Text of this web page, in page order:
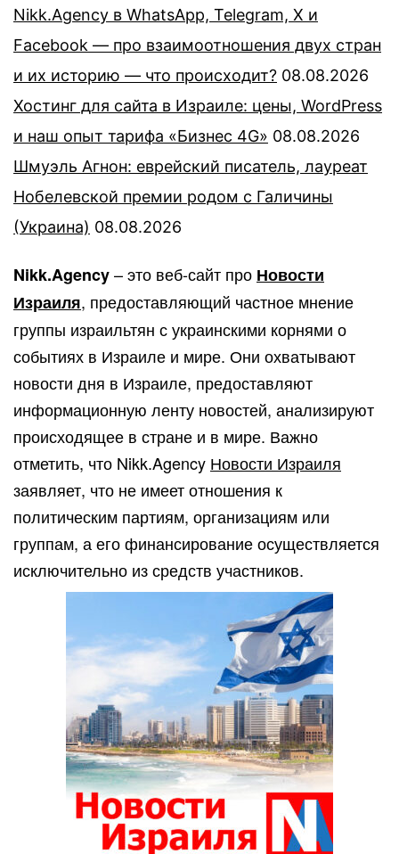
Nikk.Agency в WhatsApp, Telegram, X и
Facebook — про взаимоотношения двух стран
и их историю — что происходит? 08.08.2026
Хостинг для сайта в Израиле: цены, WordPress
и наш опыт тарифа «Бизнес 4G» 08.08.2026
Шмуэль Агнон: еврейский писатель, лауреат
Нобелевской премии родом с Галичины
(Украина) 08.08.2026
Nikk.Agency– это веб-сайт про Новости
Израиля, предоставляющий частное мнение
группы израильтян с украинскими корнями о
событиях в Израиле и мире. Они охватывают
новости дня в Израиле, предоставляют
информационную ленту новостей, анализируют
происходящее в стране и в мире. Важно
отметить, что Nikk.Agency Новости Израиля
заявляет, что не имеет отношения к
политическим партиям, организациям или
группам, а его финансирование осуществляется
исключительно из средств участников.